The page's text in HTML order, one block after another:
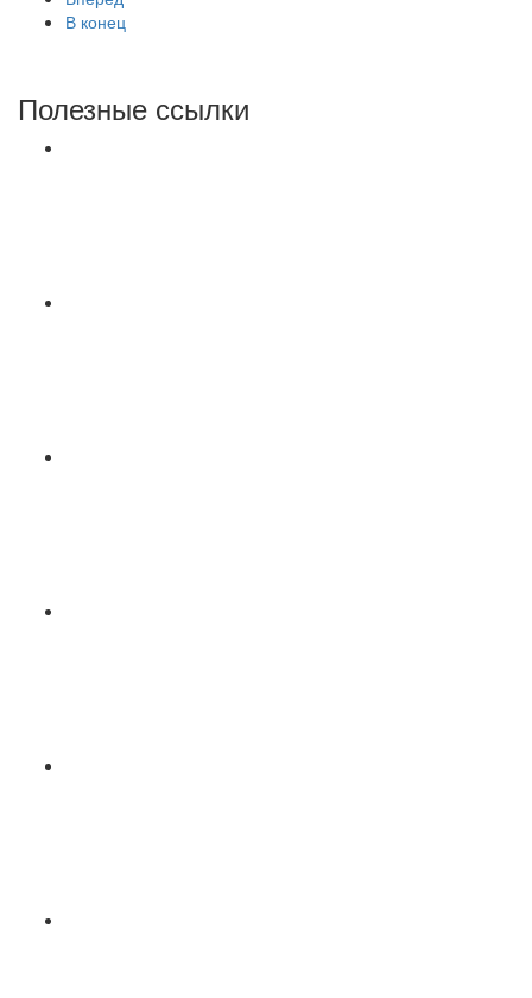
В конец
Полезные ссылки